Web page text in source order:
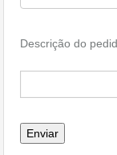
Descrição do